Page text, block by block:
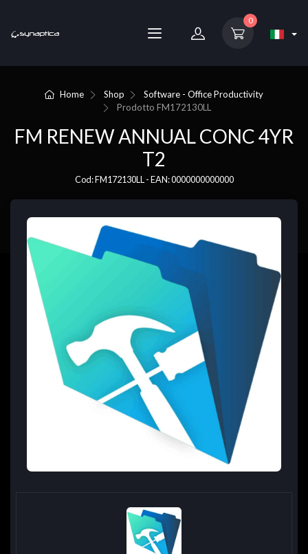
0
Home Shop
Software - Office Productivity
Prodotto FM172130LL
FM RENEW ANNUAL CONC 4YR
T2
Cod: FM172130LL - EAN: 0000000000000